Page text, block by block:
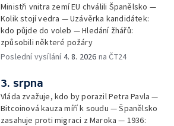
Ministři vnitra zemí EU chválili Španělsko —
Kolik stojí vedra — Uzávěrka kandidátek:
kdo půjde do voleb — Hledání žhářů:
způsobili některé požáry
Poslední vysílání4. 8. 2026 na ČT24
3. srpna
Vláda zvažuje, kdo by porazil Petra Pavla —
Bitcoinová kauza míří k soudu — Španělsko
zasahuje proti migraci z Maroka — 1936: